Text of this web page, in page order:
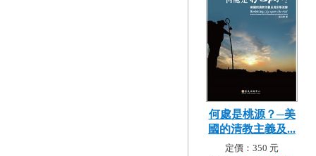
何處是桃源？─美
國的清教主義及...
定價：350 元